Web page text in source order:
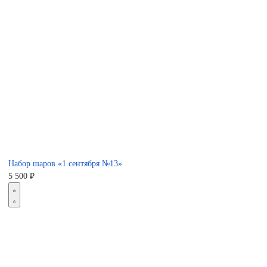
Набор шаров «1 сентября №13»
5 500 ₽